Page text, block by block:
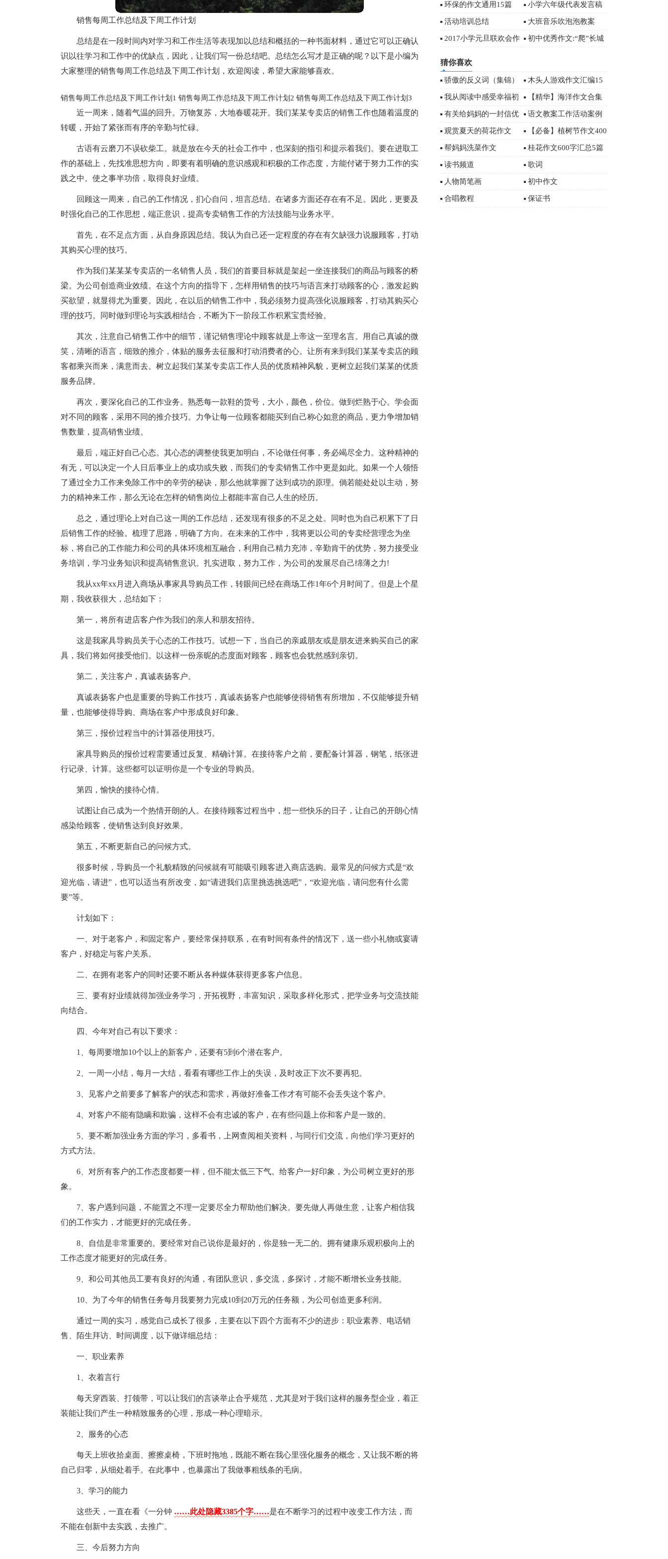
销售每周工作总结及下周工作计划
总结是在一段时间内对学习和工作生活等表现加以总结和概括的一种书面材料，通过它可以正确认
识以往学习和工作中的优缺点，因此，让我们写一份总结吧。总结怎么写才是正确的呢？以下是小编为
大家整理的销售每周工作总结及下周工作计划，欢迎阅读，希望大家能够喜欢。
销售每周工作总结及下周工作计划1
近一周来，随着气温的回升。万物复苏，大地春暖花开。我们某某专卖店的销售工作也随着温度的
转暖，开始了紧张而有序的辛勤与忙碌。
古语有云磨刀不误砍柴工。就是放在今天的社会工作中，也深刻的指引和提示着我们。要在进取工
作的基础上，先找准思想方向，即要有着明确的意识感观和积极的工作态度，方能付诸于努力工作的实
践之中。使之事半功倍，取得良好业绩。
回顾这一周来，自己的工作情况，扪心自问，坦言总结。在诸多方面还存在有不足。因此，更要及
时强化自己的工作思想，端正意识，提高专卖销售工作的方法技能与业务水平。
首先，在不足点方面，从自身原因总结。我认为自己还一定程度的存在有欠缺强力说服顾客，打动
其购买心理的技巧。
作为我们某某某专卖店的一名销售人员，我们的首要目标就是架起一坐连接我们的商品与顾客的桥
梁。为公司创造商业效绩。在这个方向的指导下，怎样用销售的技巧与语言来打动顾客的心，激发起购
买欲望，就显得尤为重要。因此，在以后的销售工作中，我必须努力提高强化说服顾客，打动其购买心
理的技巧。同时做到理论与实践相结合，不断为下一阶段工作积累宝贵经验。
其次，注意自己销售工作中的细节，谨记销售理论中顾客就是上帝这一至理名言。用自己真诚的微
笑，清晰的语言，细致的推介，体贴的服务去征服和打动消费者的心。让所有来到我们某某专卖店的顾
客都乘兴而来，满意而去。树立起我们某某专卖店工作人员的优质精神风貌，更树立起我们某某的优质
服务品牌。
再次，要深化自己的工作业务。熟悉每一款鞋的货号，大小，颜色，价位。做到烂熟于心。学会面
对不同的顾客，采用不同的推介技巧。力争让每一位顾客都能买到自己称心如意的商品，更力争增加销
售数量，提高销售业绩。
最后，端正好自己心态。其心态的调整使我更加明白，不论做任何事，务必竭尽全力。这种精神的
有无，可以决定一个人日后事业上的成功或失败，而我们的专卖销售工作中更是如此。如果一个人领悟
了通过全力工作来免除工作中的辛劳的秘诀，那么他就掌握了达到成功的原理。倘若能处处以主动，努
力的精神来工作，那么无论在怎样的销售岗位上都能丰富自己人生的经历。
总之，通过理论上对自己这一周的工作总结，还发现有很多的不足之处。同时也为自己积累下了日
后销售工作的经验。梳理了思路，明确了方向。在未来的工作中，我将更以公司的专卖经营理念为坐
标，将自己的工作能力和公司的具体环境相互融合，利用自己精力充沛，辛勤肯干的优势，努力接受业
务培训，学习业务知识和提高销售意识。扎实进取，努力工作，为公司的发展尽自己绵薄之力!
销售每周工作总结及下周工作计划2
我从xx年xx月进入商场从事家具导购员工作，转眼间已经在商场工作1年6个月时间了。但是上个星
期，我收获很大，总结如下：
第一，将所有进店客户作为我们的亲人和朋友招待。
这是我家具导购员关于心态的工作技巧。试想一下，当自己的亲戚朋友或是朋友进来购买自己的家
具，我们将如何接受他们。以这样一份亲昵的态度面对顾客，顾客也会犹然感到亲切。
第二，关注客户，真诚表扬客户。
真诚表扬客户也是重要的导购工作技巧，真诚表扬客户也能够使得销售有所增加，不仅能够提升销
量，也能够使得导购、商场在客户中形成良好印象。
第三，报价过程当中的计算器使用技巧。
家具导购员的报价过程需要通过反复、精确计算。在接待客户之前，要配备计算器，钢笔，纸张进
行记录、计算。这些都可以证明你是一个专业的导购员。
第四，愉快的接待心情。
试图让自己成为一个热情开朗的人。在接待顾客过程当中，想一些快乐的日子，让自己的开朗心情
感染给顾客，使销售达到良好效果。
第五，不断更新自己的问候方式。
很多时候，导购员一个礼貌精致的问候就有可能吸引顾客进入商店选购。最常见的问候方式是“欢
迎光临，请进”，也可以适当有所改变，如“请进我们店里挑选挑选吧”，“欢迎光临，请问您有什么需
要”等。
计划如下：
一、对于老客户，和固定客户，要经常保持联系，在有时间有条件的情况下，送一些小礼物或宴请
客户，好稳定与客户关系。
二、在拥有老客户的同时还要不断从各种媒体获得更多客户信息。
三、要有好业绩就得加强业务学习，开拓视野，丰富知识，采取多样化形式，把学业务与交流技能
向结合。
四、今年对自己有以下要求：
1、每周要增加10个以上的新客户，还要有5到6个潜在客户。
2、一周一小结，每月一大结，看看有哪些工作上的失误，及时改正下次不要再犯。
3、见客户之前要多了解客户的状态和需求，再做好准备工作才有可能不会丢失这个客户。
4、对客户不能有隐瞒和欺骗，这样不会有忠诚的客户，在有些问题上你和客户是一致的。
5、要不断加强业务方面的学习，多看书，上网查阅相关资料，与同行们交流，向他们学习更好的
方式方法。
6、对所有客户的工作态度都要一样，但不能太低三下气。给客户一好印象，为公司树立更好的形
象。
7、客户遇到问题，不能置之不理一定要尽全力帮助他们解决。要先做人再做生意，让客户相信我
们的工作实力，才能更好的完成任务。
8、自信是非常重要的。要经常对自己说你是最好的，你是独一无二的。拥有健康乐观积极向上的
工作态度才能更好的完成任务。
9、和公司其他员工要有良好的沟通，有团队意识，多交流，多探讨，才能不断增长业务技能。
10、为了今年的销售任务每月我要努力完成10到20万元的任务额，为公司创造更多利润。
销售每周工作总结及下周工作计划3
通过一周的实习，感觉自己成长了很多，主要在以下四个方面有不少的进步：职业素养、电话销
售、陌生拜访、时间调度，以下做详细总结：
一、职业素养
1、衣着言行
每天穿西装、打领带，可以让我们的言谈举止合乎规范，尤其是对于我们这样的服务型企业，着正
装能让我们产生一种精致服务的心理，形成一种心理暗示。
2、服务的心态
每天上班收拾桌面、擦擦桌椅，下班时拖地，既能不断在我心里强化服务的概念，又让我不断的将
自己归零，从细处着手。在此事中，也暴露出了我做事粗线条的毛病。
3、学习的能力
这些天，一直在看《一分钟 ……此处隐藏3385个字……是在不断学习的过程中改变工作方法，而
不能在创新中去实践，去推广。
三、今后努力方向
环保的作文通用15篇 小学六年级代表发言稿
15篇
活动培训总结 大班音乐吹泡泡教案
2017小学元旦联欢会作 初中优秀作文:“爬”长城
猜你喜欢
骄傲的反义词（集锦） 木头人游戏作文汇编15
篇
我从阅读中感受幸福初
三作文3篇
【精华】海洋作文合集
十篇
有关给妈妈的一封信优
秀作文合集七篇
语文教案工作活动案例
观赏夏天的荷花作文 【必备】植树节作文400
字汇编5篇
帮妈妈洗菜作文 桂花作文600字汇总5篇
读书频道 歌词
人物简笔画 初中作文
合唱教程 保证书